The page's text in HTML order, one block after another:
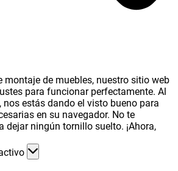
montaje de muebles, nuestro sitio web
para funcionar perfectamente. Al
nos estás dando el visto bueno para
en su navegador. No te
dejar ningún tornillo suelto. ¡Ahora,